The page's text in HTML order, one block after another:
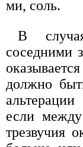
ми, соль.
В
соседними
должно
если
трезвучия